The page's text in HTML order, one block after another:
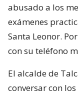
abusado a los
exámenes
Santa Leonor.
con su teléfono
El alcalde de
conversar con